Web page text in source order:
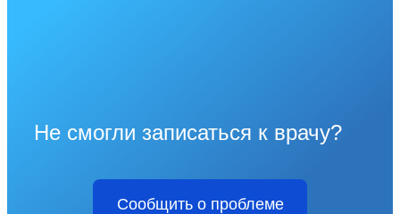
Не смогли записаться к врачу?
Сообщить о проблеме